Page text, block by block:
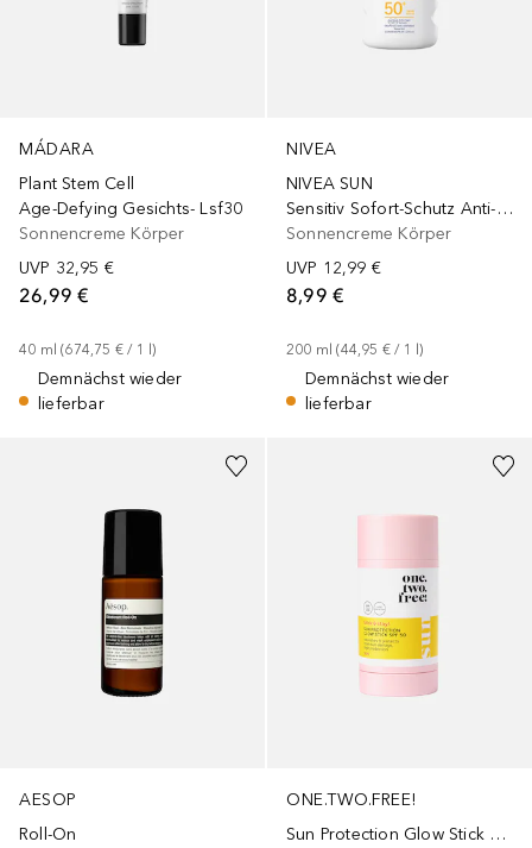
MÁDARA
Plant Stem Cell
Age-Defying Gesichts- Lsf30
Sonnencreme Körper
UVP 32,95 €
26,99 €
40 ml (674,75 € / 1 l)
Demnächst wieder
lieferbar
NIVEA
NIVEA SUN
Sensitiv Sofort-Schutz Anti-Sonnenallergie Spray LSF 50
Sonnencreme Körper
UVP 12,99 €
8,99 €
200 ml (44,95 € / 1 l)
Demnächst wieder
lieferbar
AESOP
Roll-On
ONE.TWO.FREE!
Sun Protection Glow Stick Spf 50